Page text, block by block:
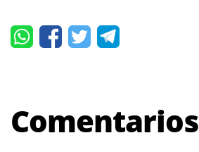
Comentarios